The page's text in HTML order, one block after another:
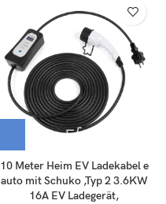
10 Meter Heim EV Ladekabel e
auto mit Schuko ,Typ 2 3.6KW
16A EV Ladegerät,